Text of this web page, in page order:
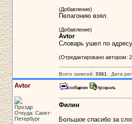
(Добавление)
Пелагонию взял.
(Добавление)
Avtor
Словарь ушел по
(Отредактировано автором:
Всего записей: 3361 : Дата
Avtor
Проэдр
Откуда: Санкт-
Петербург
Филин
Большое спасибо за